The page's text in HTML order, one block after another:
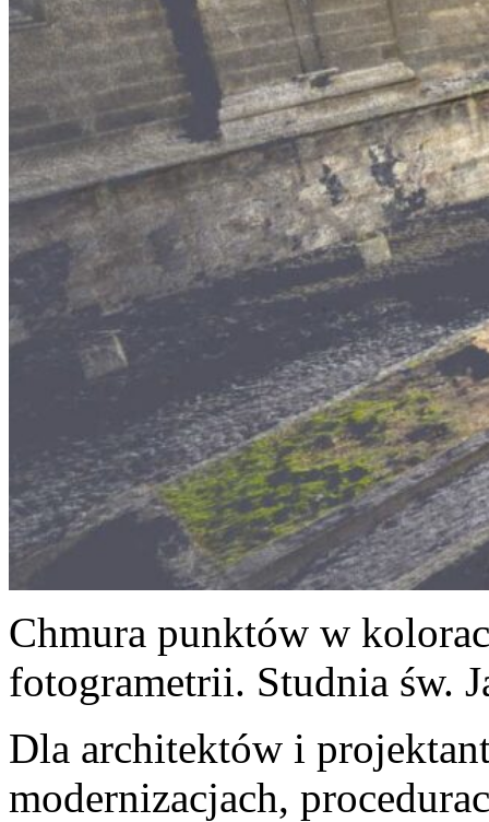
Chmura punktów w
fotogrametrii. Studnia św.
Dla architektów i
modernizacjach,